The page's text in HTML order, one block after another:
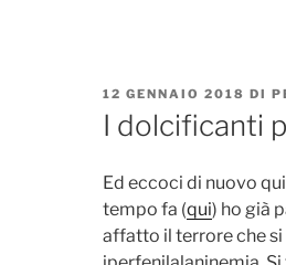
PUBBLICATO
IL
12 GENNAIO 2018 DI
I dolcificanti
Ed eccoci di nuovo
tempo fa (qui) ho già
affatto il terrore che si